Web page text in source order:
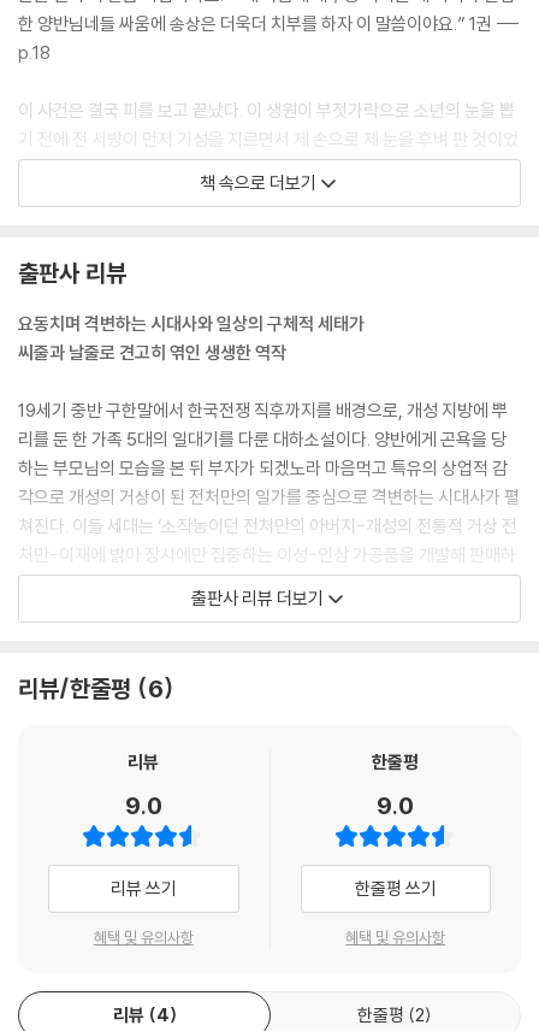
한 양반님네들 싸움에 송상은 더욱더 치부를 하자 이 말씀이야요.” 1권 ---
p.18
이 사건은 결국 피를 보고 끝났다. 이 생원이 부젓가락으로 소년의 눈을 뽑
기 전에 전 서방이 먼저 기성을 지르면서 제 손으로 제 눈을 후벼 판 것이었
다. 소년도 구경꾼들도 그제서야 비명을 지르면서 전 서방에 달려들었고,
이 생원도 악몽에서 깬 것처럼 식은땀을 흘리며 부젓가락을 내던졌다. _1
일본인들이 인삼 도채에 맛을 들인 첫밗에 크게 한 번 재미를 보고 난 이성
이는 그 후 삼포를 처분하고 그걸 자본으로 한양에서 주로 서양과 일본에
서 들어온 황홀하고 요사한 비단, 신기하고 정확해서 누구나 탐내는 시계
눈덩이처럼 불렸다. 그런 호황도 불과 몇 년 안 가 외국의 물건값은 터무니
없이 비싸지고 따라서 이문은 줄고, 그 장사에 침을 흘리는 장사꾼만 오뉴
월 쉬파리처럼 한양으로 꾀어들게 되었다. _2권 ---p.57
박승재 그가 누구인가. 제가 아무리 거들먹거려도 고작 왜놈 발샅에 낕 때
에 지나지 않는다는 건 태임이 보기엔 너무도 명료했다. 때를 보고 눈살을
찌푸리면 됐지 증오할 것까지는 없었다, 그렇게 능멸해 마지않던 박승재가
지금 호화를 극하게 꾸며놓은 인삼탕에서 시도 때도 없이 미역을 감는다지
않는가. 딴 사람도 아닌 내 아들이 박승재에게 그런 호강을 시키고 있었다.
을 모독해도 분수가 있지.
책 속으로 더보기
출판사 리뷰
요동치며 격변하는 시대사와 일상의 구체적 세태가
씨줄과 날줄로 견고히 엮인 생생한 역작
19세기 중반 구한말에서 한국전쟁 직후까지를 배경으로, 개성 지방에 뿌
리를 둔 한 가족 5대의 일대기를 다룬 대하소설이다. 양반에게 곤욕을 당
하는 부모님의 모습을 본 뒤 부자가 되겠노라 마음먹고 특유의 상업적 감
각으로 개성의 거상이 된 전처만의 일가를 중심으로 격변하는 시대사가 펼
쳐진다. 이들 세대는 ‘소작농이던 전처만의 아버지-개성의 전통적 거상 전
처만-이재에 밝아 장사에만 집중하는 이성-인삼 가공품을 개발해 판매하
는 태임과 양말 공장을 짓고 운영하는 종상, 만주에서 독립운동을 하는 태
남-화학고무 공장을 짓고 운영하는 경우’ 각 세대는 부모님 세대의 모습을
『미망』은 근대사를 꿰뚫는 역사적 안목을 유지하면서도 세부적인 풍속 묘
로서 조선왕조에 대한 반발로 벼슬보다는 상업에 전력투구한 개성 지방 특
손색이 없다는 것이 특징이다. 1996년, 소원영 연출, 최불암, 채시라, 김상
중 주연의 대하드라마가 MBC에서 방영되기도 했다.
한국문학 최고의 유산, 박완서
생애 마지막까지 직접 손보고, 다듬고, 매만진 아름다운 유작
2012년 1월 22일, 한국문학의 어머니 박완서의 일주기에 맞춰, 생전에 작
가가 직접 손봐온 원고가 도서출판 세계사에서 「박완서 소설전집 결정판」
출판사 리뷰 더보기
리뷰/한줄평 6
리뷰
9.0
리뷰 쓰기
혜택 및 유의사항
한줄평
9.0
한줄평 쓰기
혜택 및 유의사항
리뷰 4 한줄평 2